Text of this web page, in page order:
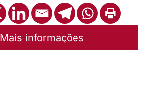
Mais informações